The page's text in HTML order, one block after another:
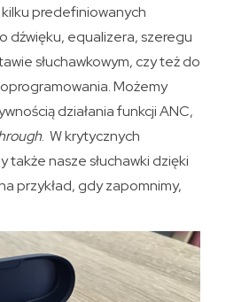
predefiniowanych
dźwięku, equalizera, szeregu
słuchawkowym, czy też do
Możemy
działania funkcji ANC,
. W krytycznych
także nasze słuchawki dzięki
przykład, gdy zapomnimy,